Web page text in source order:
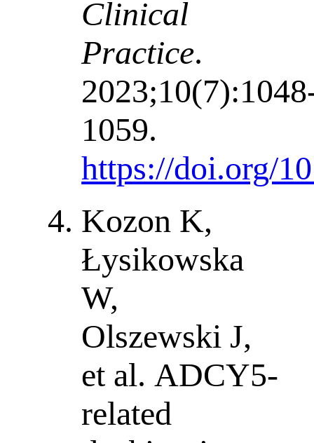
Clinical
Practice.
1059.
https://doi.org/
Kozon K,
Łysikowska
W,
Olszewski J,
et al. ADCY5-
related